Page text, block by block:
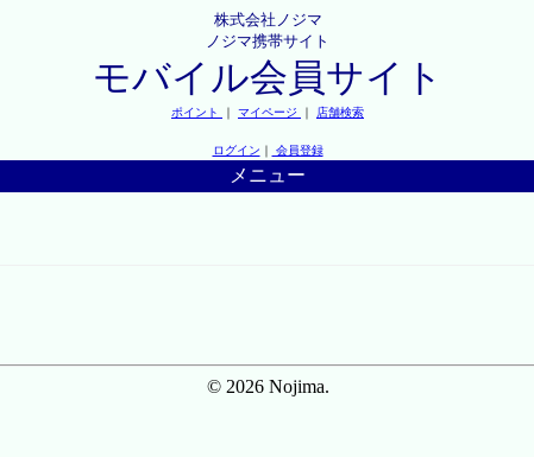
株式会社ノジマ
ノジマ携帯サイト
モバイル会員サイト
ポイント ｜ マイページ ｜ 店舗検索
ログイン ｜ 会員登録
メニュー
© 2026 Nojima.